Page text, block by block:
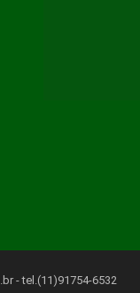
- tel.(11)91754-6532